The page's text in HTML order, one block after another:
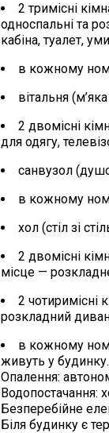
2 тримісні
односпальні та
кабіна, туалет,
в кожному
вітальня
2 двомісні
для одягу,
санвузол
в кожному
хол (стіл зі
2 двомісні
місце —
2 чотиримісні
розкладний
в кожному
живуть у будинку.
Опалення:
Водопостачання:
Безперебійне
Біля будинку є